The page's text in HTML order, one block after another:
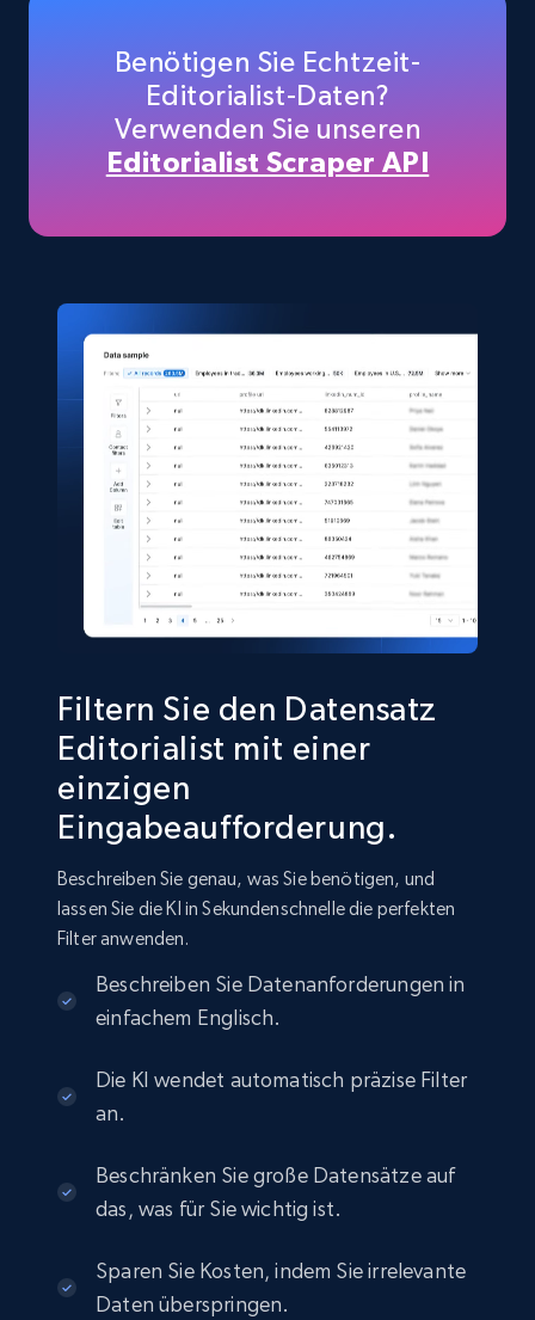
TikTok Shop
URL, Title, Available, Description, Currency, Initial
5.4K+
Shein- Products
Product name, Description, Initial price, Final
price, Currency, In stock, Color, Size, and more.
eCommerce
Amazon sellers info
Seller id, URL, Seller name, Description, Detailed
info, Stars, Feedbacks, Return policy, and more.
eCommerce
2.5K+ 378+ Jetzt kaufen
eBay
Seller reviews, Breadcrumbs, Root category, and
more.
eCommerce
Benötigen Sie Echtzeit-
Editorialist-Daten?
Verwenden Sie unseren
Editorialist Scraper API
Filtern Sie den Datensatz
Editorialist mit einer
einzigen
Eingabeaufforderung.
Beschreiben Sie genau, was Sie benötigen, und
lassen Sie die KI in Sekundenschnelle die perfekten
Filter anwenden.
Beschreiben Sie Datenanforderungen in
einfachem Englisch.
Die KI wendet automatisch präzise Filter
an.
Beschränken Sie große Datensätze auf
das, was für Sie wichtig ist.
Sparen Sie Kosten, indem Sie irrelevante
Daten überspringen.